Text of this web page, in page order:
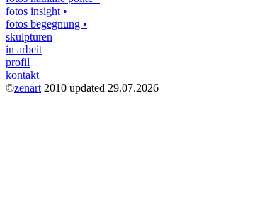
fotos insight •
fotos begegnung •
skulpturen
in arbeit
profil
kontakt
©zenart 2010 updated 29.07.2026